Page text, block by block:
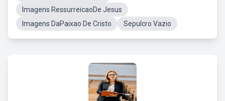
Imagens RessurreicaoDe Jesus
Imagens DaPaixao De Cristo
Sepulcro Vazio